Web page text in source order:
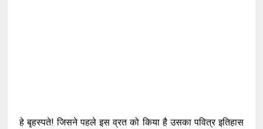
हे बृहस्पते! जिसने पहले इस व्रत को किया है उसका पवित्र इतिहास